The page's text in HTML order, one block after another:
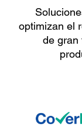
optimizan el
de gran